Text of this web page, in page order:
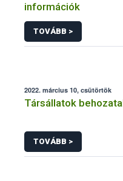
információk
TOVÁBB >
2022. március 10, csütörtök
Társállatok
TOVÁBB >